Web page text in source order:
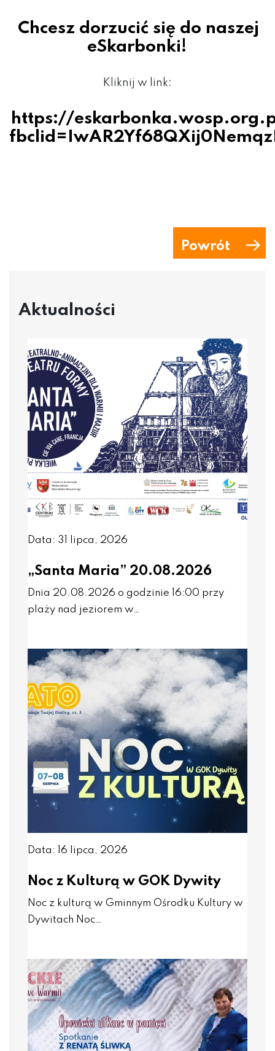
Chcesz dorzucić się do naszej
eSkarbonki!
Kliknij w link:
https://
Powrót
Aktualności
Data: 31 lipca, 2026
„Santa Maria” 20.08.2026
Dnia 20.08.2026 o godzinie 16:00 przy
plaży nad jeziorem w…
Data: 16 lipca, 2026
Noc z Kulturą w GOK Dywity
Noc z kulturą w Gminnym Ośrodku Kultury w
Dywitach Noc…